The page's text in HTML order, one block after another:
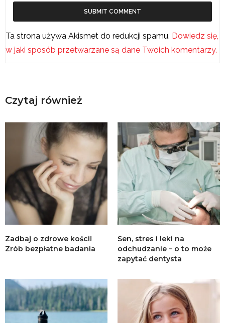
Ta strona używa Akismet do redukcji spamu. Dowiedz się,
w jaki sposób przetwarzane są dane Twoich komentarzy.
Czytaj również
Zadbaj o zdrowe kości!
Zrób bezpłatne badania
Sen, stres i leki na
odchudzanie – o to może
zapytać dentysta